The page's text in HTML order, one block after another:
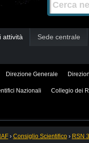
attività Sede centrale
Direzione Generale
Nazionali Collegio dei
› Consiglio Scientifico › RSN 3